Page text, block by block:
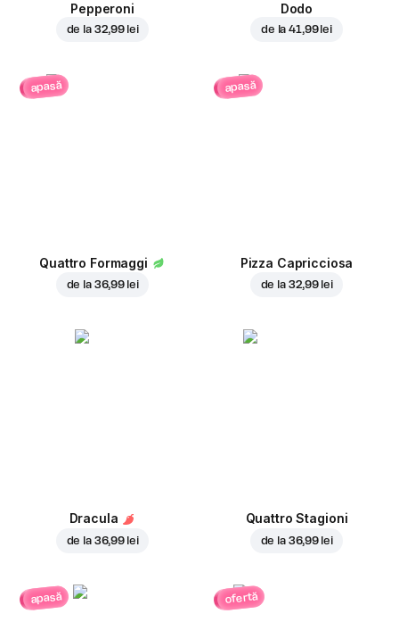
Pepperoni
de la 32,99 lei
Dodo
de la41,99 lei
apasă
Quattro Formaggi
de la 36,99 lei
apasă
Pizza Capricciosa
de la 32,99 lei
Dracula
de la 36,99 lei
Quattro Stagioni
de la 36,99 lei
apasă ofertă